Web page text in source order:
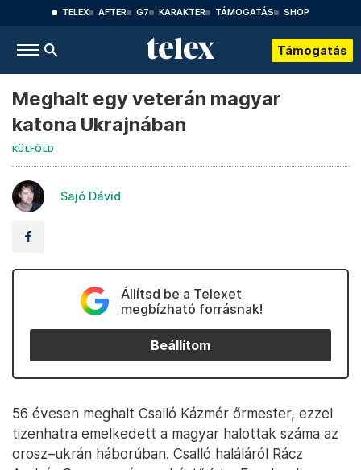
TELEX AFTER G7 KARAKTER TÁMOGATÁS SHOP
Támogatás
Meghalt egy veterán magyar
katona Ukrajnában
KÜLFÖLD
Sajó Dávid
Állítsd be a Telexet
megbízható forrásnak!
Beállítom
56 évesen meghalt Csalló Kázmér őrmester, ezzel
tizenhatra emelkedett a magyar halottak száma az
orosz–ukrán háborúban. Csalló haláláról Rácz